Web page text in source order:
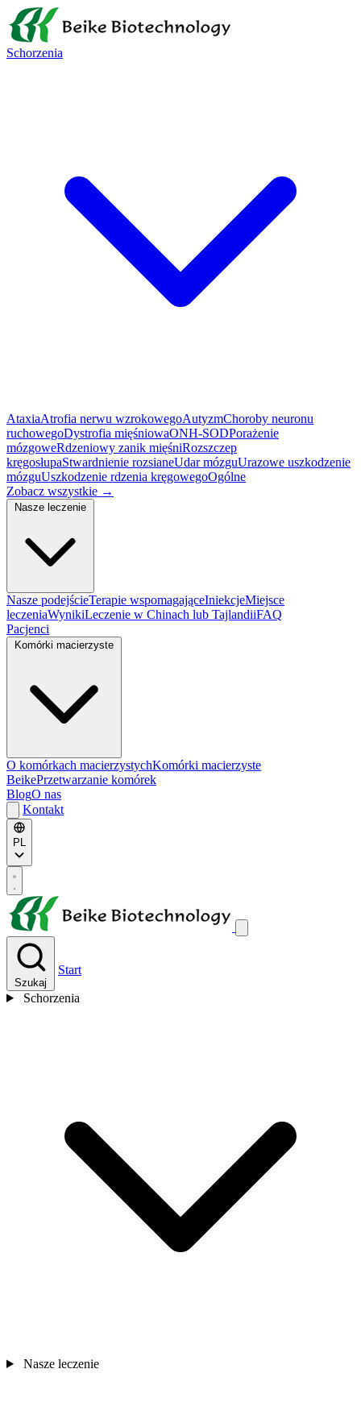
Schorzenia
AtaxiaAtrofia nerwu wzrokowegoAutyzmChoroby neuronu
ruchowegoDystrofia mięśniowaONH-SODPorażenie
mózgoweRdzeniowy zanik mięśniRozszczep
kręgosłupaStwardnienie rozsianeUdar mózguUrazowe uszkodzenie
mózguUszkodzenie rdzenia kręgowegoOgólne
Zobacz wszystkie →
Nasze podejścieTerapie wspomagająceIniekcjeMiejsce
leczeniaWynikiLeczenie w Chinach lub TajlandiiFAQ
Pacjenci
O komórkach macierzystychKomórki macierzyste
BeikePrzetwarzanie komórek
BlogO nas
Kontakt
PL
Szukaj
Start
Schorzenia
Nasze leczenie